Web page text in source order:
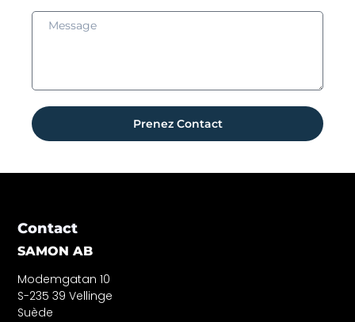
Prenez Contact
Contact
SAMON AB
Modemgatan 10
S-235 39 Vellinge
Suède